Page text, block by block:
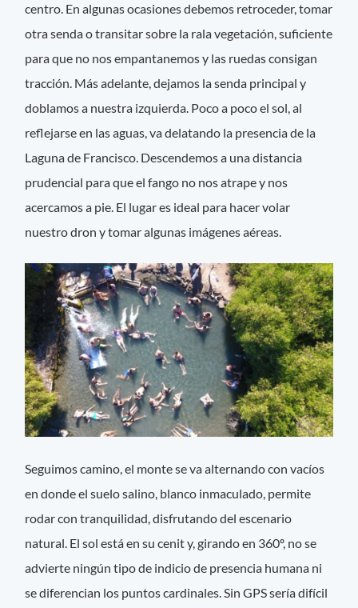
centro. En algunas ocasiones debemos retroceder, tomar
otra senda o transitar sobre la rala vegetación, suficiente
para que no nos empantanemos y las ruedas consigan
tracción. Más adelante, dejamos la senda principal y
doblamos a nuestra izquierda. Poco a poco el sol, al
reflejarse en las aguas, va delatando la presencia de la
Laguna de Francisco. Descendemos a una distancia
prudencial para que el fango no nos atrape y nos
acercamos a pie. El lugar es ideal para hacer volar
nuestro dron y tomar algunas imágenes aéreas.
Seguimos camino, el monte se va alternando con vacíos
en donde el suelo salino, blanco inmaculado, permite
rodar con tranquilidad, disfrutando del escenario
natural. El sol está en su cenit y, girando en 360º, no se
advierte ningún tipo de indicio de presencia humana ni
se diferencian los puntos cardinales. Sin GPS sería difícil